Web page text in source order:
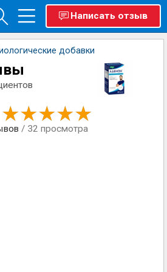
Написать отзыв
добавки
/ 32 просмотра